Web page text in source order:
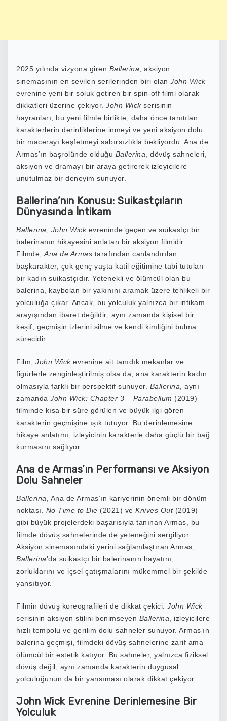
2025 yılında vizyona giren Ballerina
aksiyon
sinemasının en sevilen serilerinden biri olan John Wick
evrenine yeni bir soluk getiren bir spin-off filmi olarak
dikkatleri üzerine çekiyor. John Wickserisinin
hayranları, bu yeni filmle birlikte, daha önce tanıtılan
karakterlerin derinliklerine inmeyi ve yeni aksiyon dolu
bir macerayı keşfetmeyi sabırsızlıkla bekliyordu. Ana de
Armas’ın başrolünde olduğu Ballerina , dövüş sahneleri,
aksiyon ve dramayı bir araya getirerek izleyicilere
unutulmaz bir deneyim sunuyor.
Ballerina’nın Konusu: Suikastçıların
Dünyasında İntikam
Ballerina John Wickevreninde geçen ve suikastçı bir
balerinanın hikayesini anlatan bir aksiyon filmidir.
Filmde, Ana de Armas tarafından canlandırılan
başkarakter, çok genç yaşta katil eğitimine tabi tutulan
bir kadın suikastçıdır. Yetenekli ve ölümcül olan bu
balerina, kaybolan bir yakınını aramak üzere tehlikeli bir
yolculuğa çıkar. Ancak, bu yolculuk yalnızca bir intikam
arayışından ibaret değildir; aynı zamanda kişisel bir
keşif, geçmişin izlerini silme ve kendi kimliğini bulma
sürecidir.
Film, John Wickevrenine ait tanıdık mekanlar ve
figürlerle zenginleştirilmiş olsa da, ana karakterin kadın
olmasıyla farklı bir perspektif sunuyor. Ballerina , aynı
zamanda John Wick: Chapter 3 – Parabellum (2019)
filminde kısa bir süre görülen ve büyük ilgi gören
karakterin geçmişine ışık tutuyor. Bu derinlemesine
hikaye anlatımı, izleyicinin karakterle daha güçlü bir bağ
kurmasını sağlıyor.
Ana de Armas’ın Performansı ve Aksiyon
Dolu Sahneler
Ballerina , Ana de Armas’ın kariyerinin önemli bir dönüm
noktası. No Time to Die (2021) ve Knives Out(2019)
gibi büyük projelerdeki başarısıyla tanınan Armas, bu
filmde dövüş sahnelerinde de yeteneğini sergiliyor.
Aksiyon sinemasındaki yerini sağlamlaştıran Armas,
Ballerina’da suikastçı bir balerinanın hayatını,
zorluklarını ve içsel çatışmalarını mükemmel bir şekilde
yansıtıyor.
Filmin dövüş koreografileri de dikkat çekici. John Wick
serisinin aksiyon stilini benimseyen Ballerina , izleyicilere
hızlı tempolu ve gerilim dolu sahneler sunuyor. Armas’ın
balerina geçmişi, filmdeki dövüş sahnelerine zarif ama
ölümcül bir estetik katıyor. Bu sahneler, yalnızca fiziksel
dövüş değil, aynı zamanda karakterin duygusal
yolculuğunun da bir yansıması olarak dikkat çekiyor.
John Wick Evrenine Derinlemesine Bir
Yolculuk